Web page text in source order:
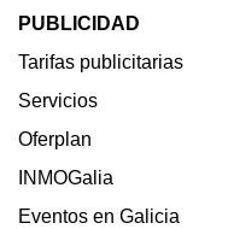
PUBLICIDAD
Tarifas publicitarias
Servicios
Oferplan
INMOGalia
Eventos en Galicia